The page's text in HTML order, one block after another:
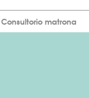
Consultorio matrona